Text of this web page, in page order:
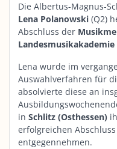
Die Albertus-Magnus-
Lena Polanowski (Q2)
Abschluss der
Landesmusikakademie
Lena wurde im
Auswahlverfahren für
absolvierte diese an
in Schlitz (Osthessen)
erfolgreichen
entgegennehmen.